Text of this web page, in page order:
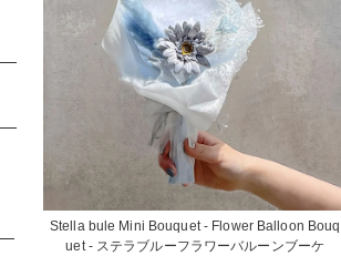
Stella bule Mini Bouquet - Flower Balloon Bouq
uet - ステラブルーフラワーバルーンブーケ